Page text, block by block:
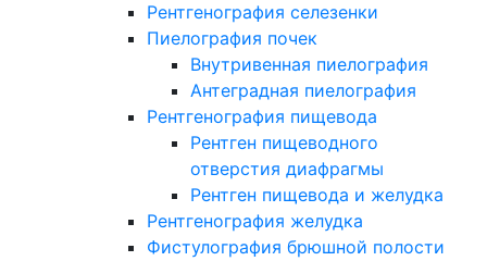
Рентгенография селезенки
Пиелография почек
Внутривенная пиелография
Антеградная пиелография
Рентгенография пищевода
Рентген пищеводного
отверстия диафрагмы
Рентген пищевода и желудка
Рентгенография желудка
Фистулография брюшной полости